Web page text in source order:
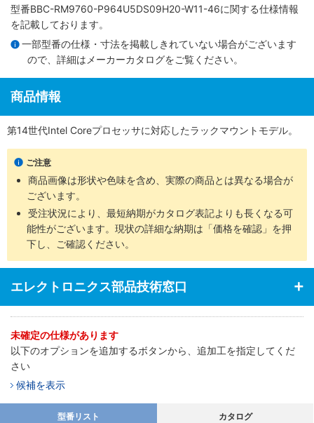
型番BBC-RM9760-P964U5DS09H20-W11-46に関する仕様情報
を記載しております。
一部型番の仕様・寸法を掲載しきれていない場合がございます
ので、詳細は メーカーカタログをご覧ください。
商品情報
第14世代Intel Coreプロセッサに対応したラックマウントモデル。
ご注意
商品画像は形状や色味を含め、実際の商品とは異なる場合が
ございます。
受注状況により、最短納期がカタログ表記よりも長くなる可
能性がございます。現状の詳細な納期は「価格を確認」を押
下し、ご確認ください。
エレクトロニクス部品技術窓口
未確定の仕様があります
以下のオプションを追加するボタンから、追加工を指定してくだ
さい
候補を表示
型番リスト カタログ